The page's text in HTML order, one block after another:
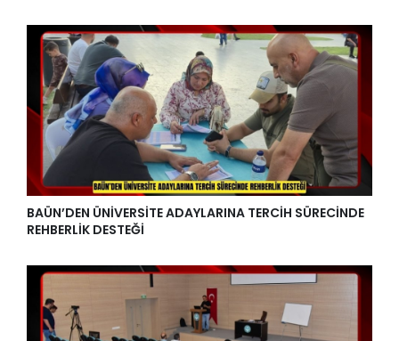
BAÜN’DEN ÜNİVERSİTE ADAYLARINA TERCİH SÜRECİNDE
REHBERLİK DESTEĞİ